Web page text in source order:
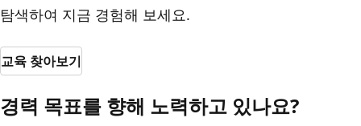
탐색하여 지금 경험해 보세요.
교육 찾아보기
경력 목표를 향해 노력하고 있나요?